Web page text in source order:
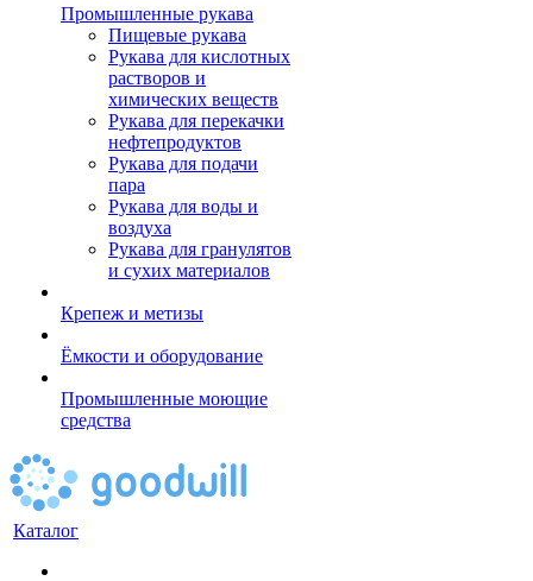
Промышленные рукава
Пищевые рукава
Рукава для кислотных
растворов и
химических веществ
Рукава для перекачки
нефтепродуктов
Рукава для подачи
пара
Рукава для воды и
воздуха
Рукава для гранулятов
и сухих материалов
Крепеж и метизы
Ёмкости и оборудование
Промышленные моющие
средства
Каталог